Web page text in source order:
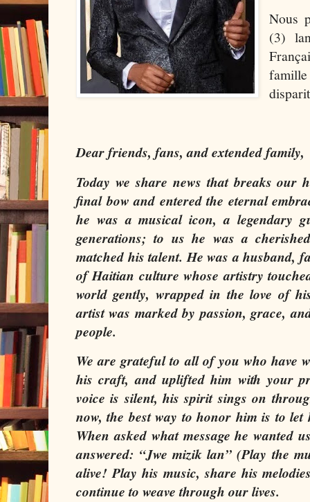
Nous
(3)
Dear friends, fans, and extended family,
Today we share news that breaks our
final bow and entered the eternal
he was a musical icon, a legendary
generations; to us he was a
matched his talent. He was a husband,
of Haitian culture whose artistry
world gently, wrapped in the love of
artist was marked by passion, grace,
people.
We are grateful to all of you who have
his craft, and uplifted him with your
voice is silent, his spirit sings on
now, the best way to honor him is to let
When asked what message he wanted
answered: “Jwe mizik lan” (Play the
alive! Play his music, share his
continue to weave through our lives.